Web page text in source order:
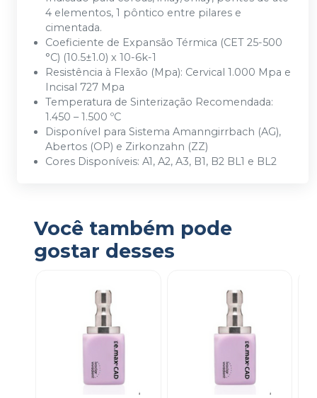
4 elementos, 1 pôntico entre pilares e
cimentada.
Coeficiente de Expansão Térmica (CET 25-500
°C) (10.5±1.0) x 10-6k-1
Resistência à Flexão (Mpa): Cervical 1.000 Mpa e
Incisal 727 Mpa
Temperatura de Sinterização Recomendada:
1.450 – 1.500 ºC
Disponível para Sistema Amanngirrbach (AG),
Abertos (OP) e Zirkonzahn (ZZ)
Cores Disponíveis: A1, A2, A3, B1, B2 BL1 e BL2
Você também pode
gostar desses